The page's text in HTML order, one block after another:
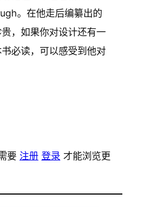
。在他走后编纂出的
，如果你对设计还有一
必读，可以感受到他对
要 注册 登录 才能浏览更